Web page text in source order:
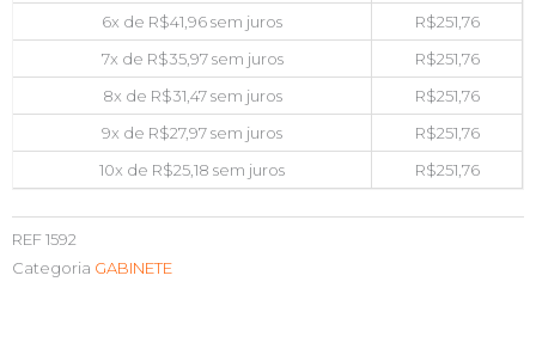
6x de R$41,96sem juros R$251,76
7x de R$35,97sem juros R$251,76
8x de R$31,47sem juros R$251,76
9x de R$27,97sem juros R$251,76
10x de R$25,18 sem juros R$251,76
REF1592
Categoria GABINETE